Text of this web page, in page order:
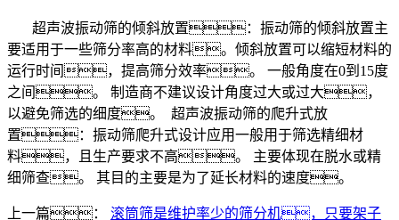
超声波振动筛的倾斜放置：振动筛的倾斜放置主
要适用于一些筛分率高的材料。倾斜放置可以缩短材料的
运行时间，提高筛分效率。 一般角度在0到15度
之间。 制造商不建议设计角度过大或过大，
以避免筛选的细度。 超声波振动筛的爬升式放
置：振动筛爬升式设计应用一般用于筛选精细材
料，且生产要求不高。 主要体现在脱水或精
细筛查。 其目的主要是为了延长材料的速度。
上一篇： 滚筒筛是维护率少的筛分机，只要架子